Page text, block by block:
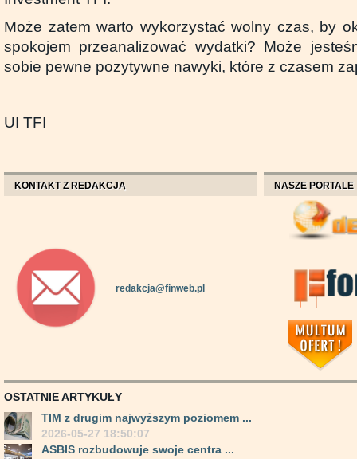
Może zatem warto wykorzystać wolny czas, by
spokojem przeanalizować wydatki? Może
sobie pewne pozytywne nawyki, które z czasem
UI TFI
KONTAKT Z REDAKCJĄ
redakcja@finweb.pl
NASZE PORTALE
OSTATNIE ARTYKUŁY
TIM z drugim najwyższym poziomem ...
2026-05-27 18:50:07
ASBIS rozbudowuje swoje centra ...